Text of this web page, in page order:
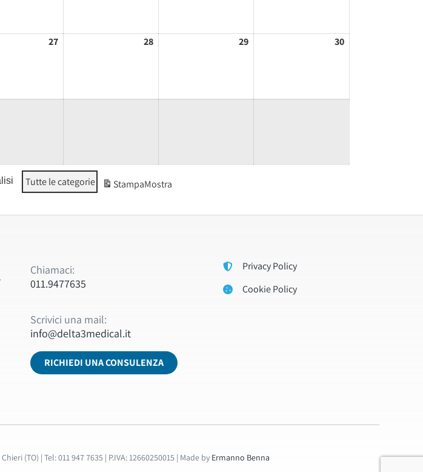
2727/08/2026 2828/08/2026 2929/08/2026 3030/08/2026
Tutte le categorie StampaMostra
Chiamaci:
011.9477635
Scrivici una mail:
info@delta3medical.it
RICHIEDI UNA CONSULENZA
Privacy Policy
Cookie Policy
(TO) | Tel: 011 947 7635 | P.IVA: 12660250015 | Made by Ermanno Benna